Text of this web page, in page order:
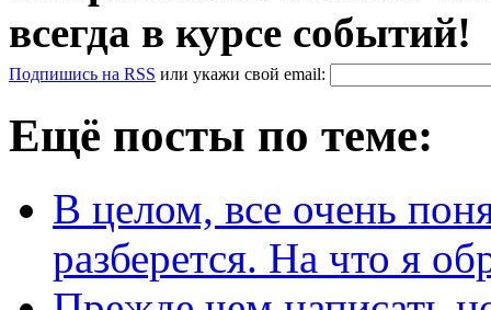
всегда в курсе событий!
Подпишись на RSS или укажи свой email:
Ещё посты по теме:
В целом, все очень
разберется. На что я